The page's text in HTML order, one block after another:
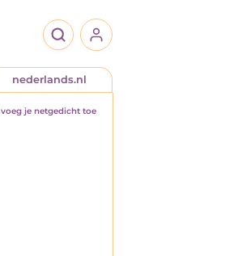
nederlands.nl
voeg je netgedicht toe